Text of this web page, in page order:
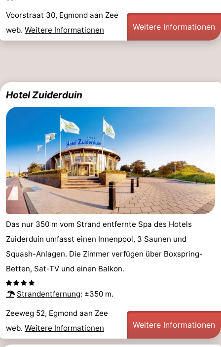
Voorstraat 30, Egmond aan Zee
web. Weitere Informationen Weitere Informationen
Hotel Zuiderduin
Das nur 350 m vom Strand entfernte Spa des Hotels
Zuiderduin umfasst einen Innenpool, 3 Saunen und
Squash-Anlagen. Die Zimmer verfügen über Boxspring-
Betten, Sat-TV und einen Balkon.
Strandentfernung: ±350 m.
Zeeweg 52, Egmond aan Zee
web. Weitere Informationen Weitere Informationen